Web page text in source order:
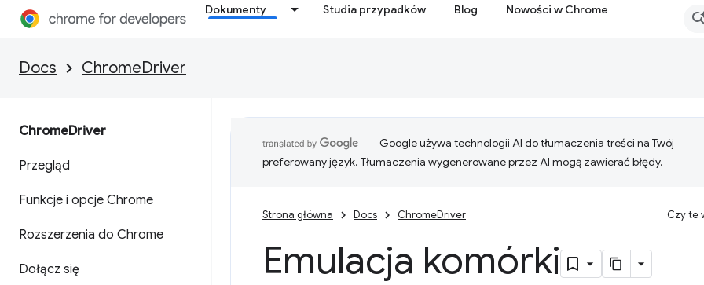
Dokumenty Studia przypadków Blog Nowości w Chrome
Docs ChromeDriver
ChromeDriver
Przegląd
Funkcje i opcje Chrome
Rozszerzenia do Chrome
Dołącz się
Google używa technologii AI do tłumaczenia treści na Twój
preferowany język. Tłumaczenia wygenerowane przez AI mogą zawierać błędy.
Strona główna Docs ChromeDriver Czy te
Emulacja komórki